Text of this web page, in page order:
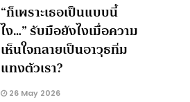
“ก็เพราะเธอเป็นแบบนี้
ไง…” รับมือยังไงเมื่อความ
เห็นใจกลายเป็นอาวุธทิ่ม
แทงตัวเรา?
26 May 2026